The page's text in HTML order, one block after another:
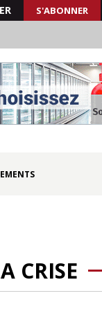
S'ABONNER
CRISE
30.06